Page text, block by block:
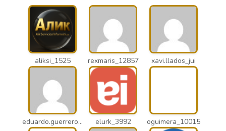
aliksi_1525 rexmaris_12857 xavi.llados_jui
eduardo.guerrero_pto elurk_3992 oguimera_10015